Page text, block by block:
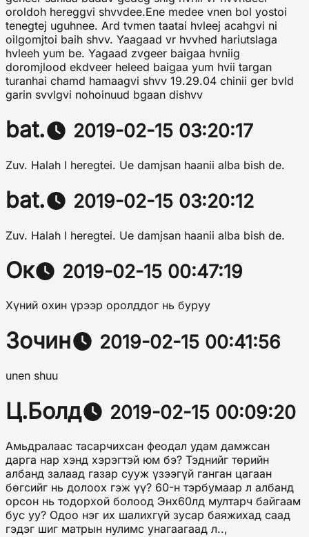
oroldoh hereggvi shvvdee.Ene medee vnen bol yostoi
tenegtej uguhnee. Ard tvmen taatai hvleej acahgvi ni
oilgomjtoi baih shvv. Yaagaad vr hvvhed hariutslaga
hvleeh yum be. Yagaad zvgeer baigaa hvniig
doromjlood ekdveer heleed baigaa yum hvii targan
turanhai chamd hamaagvi shvv 19.29.04 chinii ger bvld
garin svvlgvi nohoinuud bgaan dishvv
bat. 2019-02-15 03:20:17
Zuv. Halah l heregtei. Ue damjsan haanii alba bish de.
bat. 2019-02-15 03:20:12
Zuv. Halah l heregtei. Ue damjsan haanii alba bish de.
Ок 2019-02-15 00:47:19
Хүний охин үрээр оролддог нь буруу
Зочин 2019-02-15 00:41:56
unen shuu
Ц.Болд 2019-02-15 00:09:20
Амьдралаас тасарчихсан феодал удам дамжсан
дарга нар хэнд хэрэгтэй юм бэ? Тэднийг төрийн
албанд залаад газар сууж үзээгүй ганган цагаан
бөгсийг нь долоох гэж үү? 60-н тэрбумаар л албанд
орсон нь тодорхой болоод Энх60лд мултарч байгаам
бус уу? Одоо нэг их шалихгүй зусар баяжихад саад
гэдэг шиг матрын нулимс унагаагаад л..,